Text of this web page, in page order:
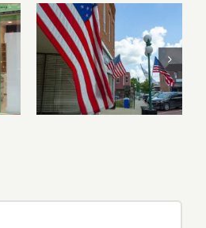
Alimentos
veganos en
Estados
Unidos